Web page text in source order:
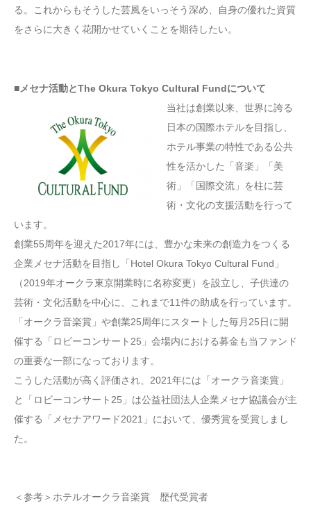
る。これからもそうした芸風をいっそう深め、自身の優れた資質
をさらに大きく花開かせていくことを期待したい。
■メセナ活動とThe Okura Tokyo Cultural Fundについて
当社は創業以来、世界に誇る
日本の国際ホテルを目指し、
ホテル事業の特性である公共
性を活かした「音楽」「美
術」「国際交流」を柱に芸
術・文化の支援活動を行って
います。
創業55周年を迎えた2017年には、豊かな未来の創造力をつくる
企業メセナ活動を目指し「Hotel Okura Tokyo Cultural Fund」
（2019年オークラ東京開業時に名称変更）を設立し、子供達の
芸術・文化活動を中心に、これまで11件の助成を行っています。
「オークラ音楽賞」や創業25周年にスタートした毎月25日に開
催する「ロビーコンサート25」会場内における募金も当ファンド
の重要な一部になっております。
こうした活動が高く評価され、2021年には「オークラ音楽賞」
と「ロビーコンサート25」は公益社団法人企業メセナ協議会が主
催する「メセナアワード2021」において、優秀賞を受賞しまし
た。
＜参考＞ホテルオークラ音楽賞 歴代受賞者